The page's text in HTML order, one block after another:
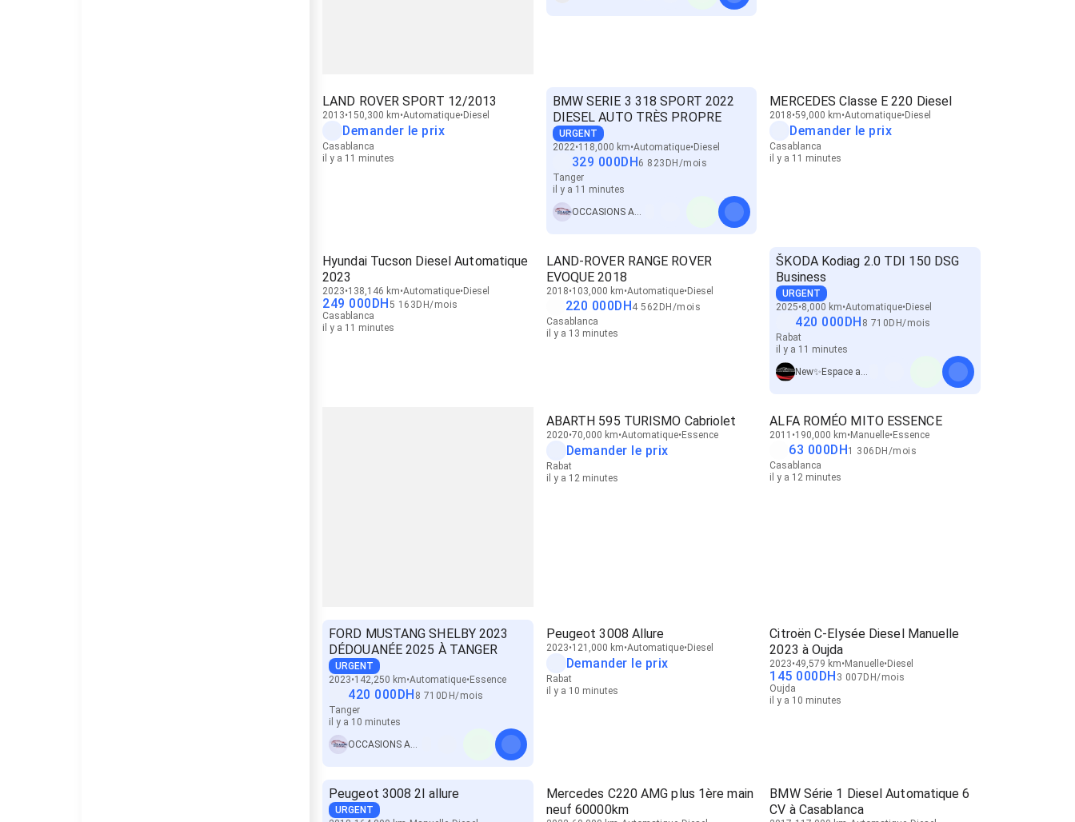
LAND ROVER SPORT 12/2013
2013 150,300 km Automatique Diesel
Demander le prix
Casablanca
il y a 11 minutes
BMW SERIE 3 318 SPORT 2022
DIESEL AUTO TRÈS PROPRE
URGENT
2022 118,000 km Automatique Diesel
329 000DH6 823 DH /mois
Tanger
il y a 11 minutes
OCCASIONS AUTO EXPERT
MERCEDES Classe E 220 Diesel
2018 59,000 km Automatique Diesel
Demander le prix
Casablanca
il y a 11 minutes
Hyundai Tucson Diesel Automatique
2023
2023 138,146 km Automatique Diesel
249 000DH5 163DH/mois
Casablanca
il y a 11 minutes
LAND-ROVER RANGE ROVER
EVOQUE 2018
2018 103,000 km Automatique Diesel
220 000DH4 562 DH /mois
Casablanca
il y a 13 minutes
ŠKODA Kodiag 2.0 TDI 150 DSG
Business
URGENT
2025 8,000 km Automatique Diesel
420 000DH 8 710 DH/mois
Rabat
il y a 11 minutes
ABARTH 595 TURISMO Cabriolet
2020 70,000 km Automatique Essence
Demander le prix
Rabat
il y a 12 minutes
ALFA ROMÉO MITO ESSENCE
2011 190,000 km Manuelle Essence
63 000DH1 306 DH /mois
Casablanca
il y a 12 minutes
FORD MUSTANG SHELBY 2023
DÉDOUANÉE 2025 À TANGER
URGENT
2023 142,250 km Automatique Essence
420 000DH 8 710 DH/mois
Tanger
il y a 10 minutes
Peugeot 3008 Allure
2023 121,000 km Automatique Diesel
Demander le prix
Rabat
il y a 10 minutes
Citroën C-Elysée Diesel Manuelle
2023 à Oujda
2023 49,579 km Manuelle Diesel
145 000DH 3 007DH/mois
Oujda
il y a 10 minutes
Peugeot 3008 2l allure
URGENT
Mercedes C220 AMG plus 1ère main
neuf 60000km
BMW Série 1 Diesel Automatique 6
CV à Casablanca